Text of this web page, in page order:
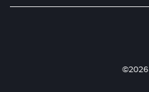
©2026